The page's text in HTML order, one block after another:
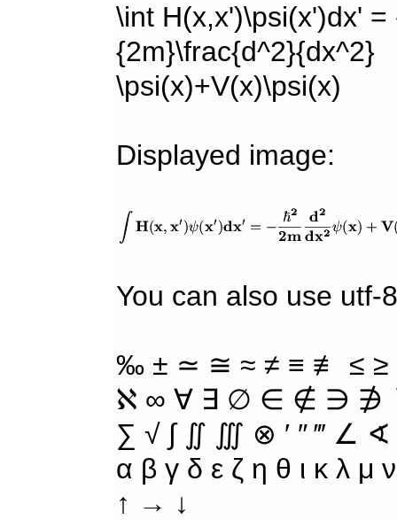
\int H(x,x')\psi(x')dx'
{2m}\frac{d^2}{dx^2}
\psi(x)+V(x)\psi(x)
Displayed image:
You can also use utf-
‰ ± ≃ ≅ ≈ ≠ ≡ ≢ ≤
ℵ ∞ ∀ ∃ ∅ ∈ ∉ ∋ ∌
∑ √ ∫ ∬ ∭ ⊗ ′ ″ ‴ ∠
α β γ δ ε ζ η θ ι κ λ
↑ → ↓